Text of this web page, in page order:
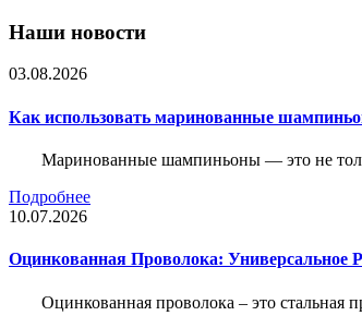
Наши новости
03.08.2026
Как использовать маринованные
Маринованные шампиньоны — это не
Подробнее
10.07.2026
Оцинкованная Проволока: Универсальное
Оцинкованная проволока – это стальная